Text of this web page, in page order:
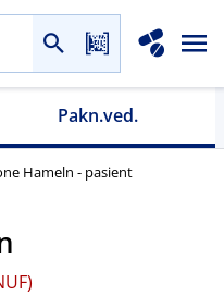
Pakn.ved.
Hameln - pasient